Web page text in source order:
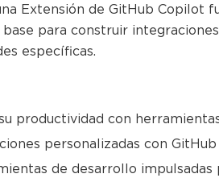
Extensión de GitHub Copilot
para construir
específicas.
productividad con
personalizadas con
de desarrollo impulsadas